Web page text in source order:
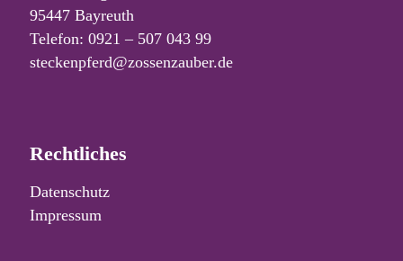
95447 Bayreuth
Telefon: 0921 – 507 043 99
steckenpferd@zossenzauber.de
Rechtliches
Datenschutz
Impressum